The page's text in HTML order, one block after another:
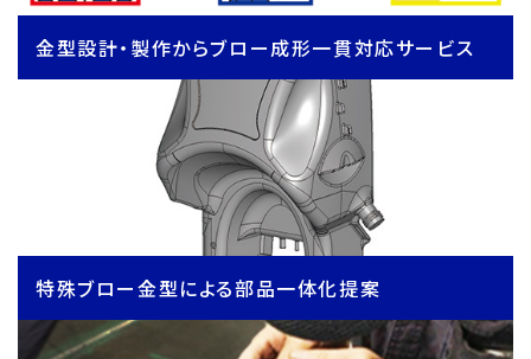
金型設計・製作からブロー成形一貫対応サービス
特殊ブロー金型による部品一体化提案